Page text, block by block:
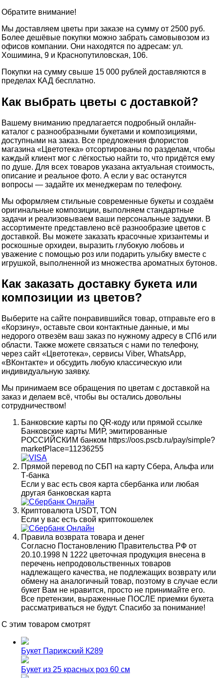
Обратите внимание!
Мы доставляем цветы при заказе на сумму от 2500 руб.
Более дешёвые покупки можно забрать самовывозом из
офисов компании. Они находятся по адресам: ул.
Хошимина, 9 и Краснопутиловская, 106.
Покупки на сумму свыше 15 000 рублей доставляются в
пределах КАД бесплатно.
Как выбрать цветы с доставкой?
Вашему вниманию предлагается подробный онлайн-
каталог с разнообразными букетами и композициями,
доступными на заказ. Все предложения флористов
магазина «Цветотека» отсортированы по разделам, чтобы
каждый клиент мог с лёгкостью найти то, что придётся ему
по душе. Для всех товаров указана актуальная стоимость,
описание и реальное фото. А если у вас останутся
вопросы — задайте их менеджерам по телефону.
Мы оформляем стильные современные букеты и создаём
оригинальные композиции, выполняем стандартные
задачи и реализовываем ваши персональные задумки. В
ассортименте представлено всё разнообразие цветов с
доставкой. Вы можете заказать красочные хризантемы и
роскошные орхидеи, выразить глубокую любовь и
уважение с помощью роз или подарить улыбку вместе с
игрушкой, выполненной из множества ароматных бутонов.
Как заказать доставку букета или
композиции из цветов?
Выберите на сайте понравившийся товар, отправьте его в
«Корзину», оставьте свои контактные данные, и мы
недорого отвезём ваш заказ по нужному адресу в СПб или
области. Также можете связаться с нами по телефону,
через сайт «Цветотека», сервисы Viber, WhatsApp,
«ВКонтакте» и обсудить любую классическую или
индивидуальную заявку.
Мы принимаем все обращения по цветам с доставкой на
заказ и делаем всё, чтобы вы остались довольны
сотрудничеством!
Банковские карты по QR-коду или прямой ссылке
Банковские карты МИР, эмитированные
РОССИЙСКИМ банком https://oos.pscb.ru/pay/simple?
marketPlace=11236255
Прямой перевод по СБП на карту Сбера, Альфа или
Т-банка
Если у вас есть своя карта сбербанка или любая
другая банковская карта
Криптовалюта USDT, TON
Если у вас есть свой криптокошелек
Правила возврата товара и денег
Согласно Постановлению Правительства РФ от
20.10.1998 N 1222 цветочная продукция внесена в
перечень непродовольственных товаров
надлежащего качества, не подлежащих возврату или
обмену на аналогичный товар, поэтому в случае если
букет Вам не нравится, просто не принимайте его.
Все претензии, выраженные ПОСЛЕ приемки букета
рассматриваться не будут. Спасибо за понимание!
С этим товаром смотрят
Букет Парижский К289
Букет из 25 красных роз 60 см